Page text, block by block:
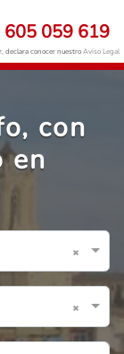
605 059 619
declara conocer nuestroAviso Legal
con
en
×
×